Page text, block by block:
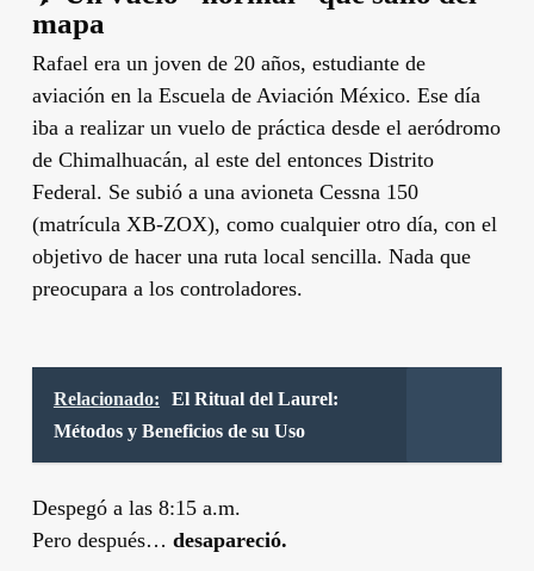
mapa
Rafael era un joven de 20 años, estudiante de
aviación en la Escuela de Aviación México. Ese día
iba a realizar un vuelo de práctica desde el aeródromo
de Chimalhuacán, al este del entonces Distrito
Federal. Se subió a una avioneta Cessna 150
(matrícula XB-ZOX), como cualquier otro día, con el
objetivo de hacer una ruta local sencilla. Nada que
preocupara a los controladores.
Relacionado:
El Ritual del Laurel:
Métodos y Beneficios de su Uso
Despegó a las 8:15 a.m.
Pero después… desapareció.